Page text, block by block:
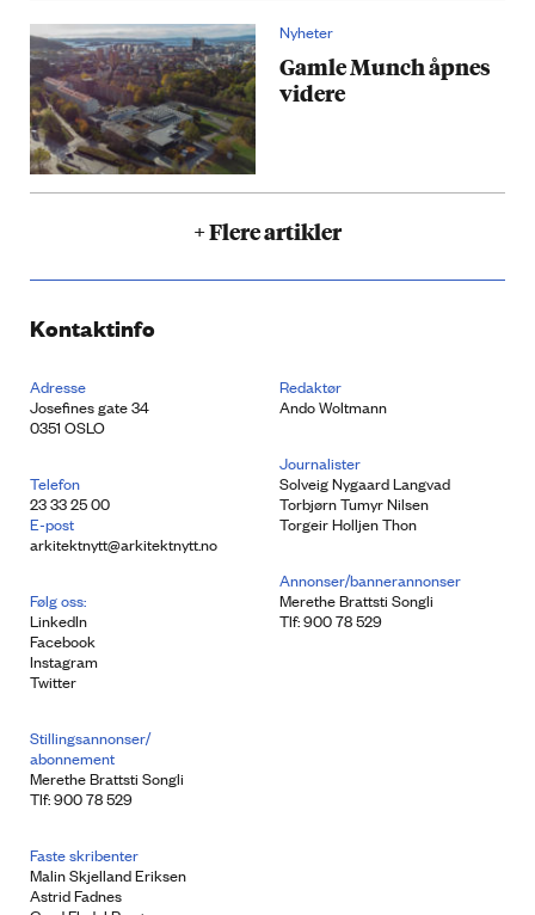
Nyheter
Gamle Munch åpnes
videre
+ Flere artikler
Kontaktinfo
Adresse
Josefines gate 34
0351 OSLO
Telefon
23 33 25 00
E-post
arkitektnytt@arkitektnytt.no
Følg oss:
LinkedIn
Facebook
Instagram
Twitter
Redaktør
Ando Woltmann
Journalister
Solveig Nygaard Langvad
Torbjørn Tumyr Nilsen
Torgeir Holljen Thon
Annonser/bannerannonser
Merethe Brattsti Songli
Tlf: 900 78 529
Stillingsannonser/
abonnement
Merethe Brattsti Songli
Tlf: 900 78 529
Faste skribenter
Malin Skjelland Eriksen
Astrid Fadnes